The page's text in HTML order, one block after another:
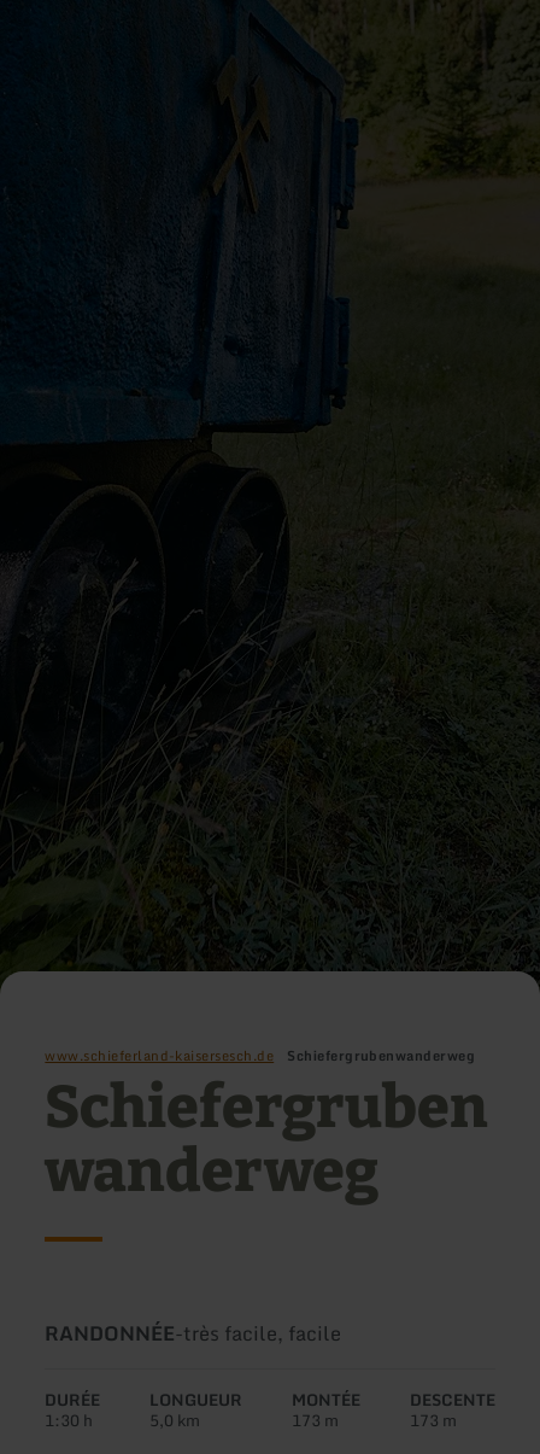
www.schieferland-kaisersesch.de Schiefergrubenwanderweg
Schiefergruben
wanderweg
Type
circuit:
RANDONNÉE-Difficulté:
très facile, facile
DURÉE
1:30 h
LONGUEUR
5,0 km
MONTÉE
173 m
DESCENTE
173 m